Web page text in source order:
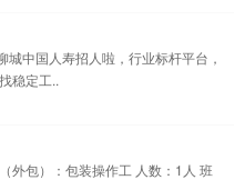
城中国人寿招人啦，行业标杆平台，
稳定工..
外包）：包装操作工 人数：1人 班